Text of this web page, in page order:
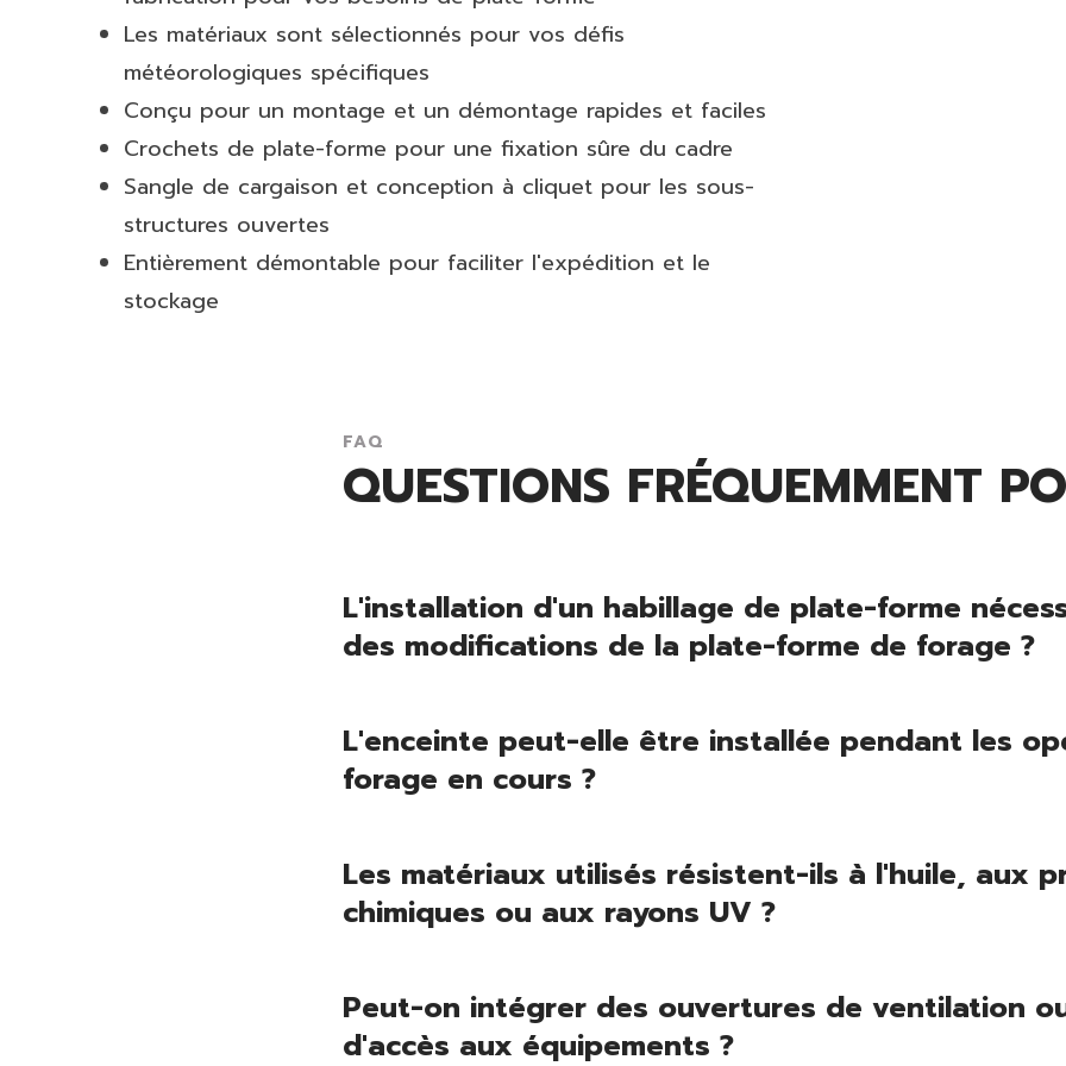
Les matériaux sont sélectionnés pour vos défis
météorologiques spécifiques
Conçu pour un montage et un démontage rapides et faciles
Crochets de plate-forme pour une fixation sûre du cadre
Sangle de cargaison et conception à cliquet pour les sous-
structures ouvertes
Entièrement démontable pour faciliter l'expédition et le
stockage
FAQ
QUESTIONS FRÉQUEMMENT
L'installation d'un habillage de plate-forme
des modifications de la plate-forme de forage ?
L'enceinte peut-elle être installée pendant les
forage en cours ?
Les matériaux utilisés résistent-ils à l'huile, aux
chimiques ou aux rayons UV ?
Peut-on intégrer des ouvertures de ventilation
d'accès aux équipements ?